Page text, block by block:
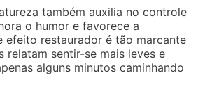
também auxilia no controle
o humor e favorece a
efeito restaurador é tão marcante
relatam sentir-se mais leves e
alguns minutos caminhando